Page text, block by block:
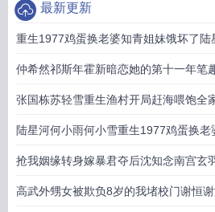
最新更新
重生1977鸡蛋换老婆知青姐妹饿坏了陆
+番外
仲希然祁斯年霍新暗恋她的第十一年笔
张国栋苏轻雪重生渔村开局赶海喂饱全
陆星河何小雨何小雪重生1977鸡蛋换老
最新章节
抢我姻缘转身嫁暴君夺后沈知念南宫玄
高武外甥女被欺负8岁的我堵校门谢恒